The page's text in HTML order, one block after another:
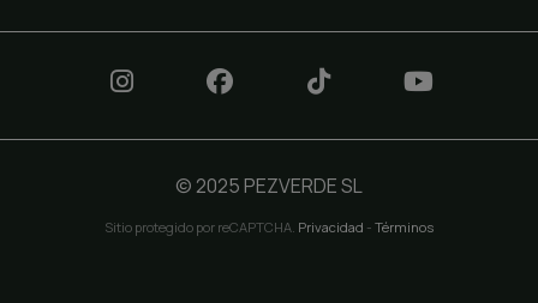
© 2025 PEZVERDE SL
Sitio protegido por reCAPTCHA. Privacidad - Términos